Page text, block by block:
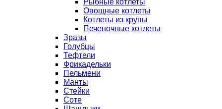
Овощные котлеты
Котлеты из крупы
Печеночные котлеты
Зразы
Голубцы
Тефтели
Фрикадельки
Пельмени
Манты
Стейки
Соте